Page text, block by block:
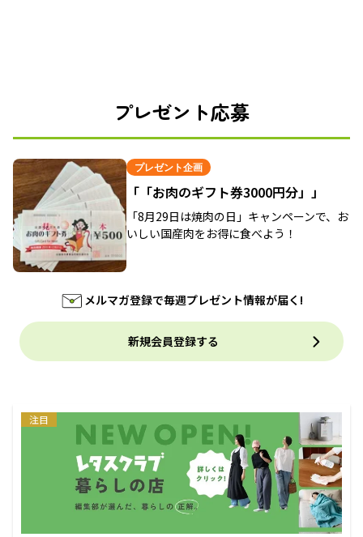
プレゼント応募
プレゼント企画
「「お肉のギフト券3000円分」」
「8月29日は焼肉の日」キャンペーンで、お
いしい国産肉をお得に食べよう！
メルマガ登録で毎週プレゼント情報が届く!
新規会員登録する
注目